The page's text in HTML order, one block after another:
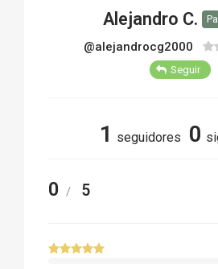
Alejandro C.
@alejandrocg2000
Seguir
1 seguidores 0
0 / 5